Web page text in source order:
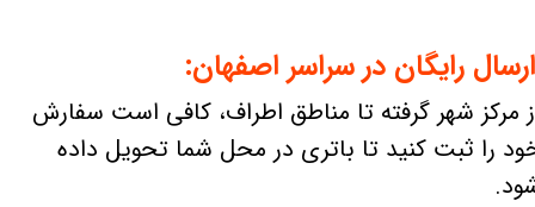
مرکز شهر گرفته تا مناطق اطراف، کافی است سفارش
را ثبت کنید تا باتری در محل شما تحویل داده
ارسال رایگان در سراسر اصفهان: